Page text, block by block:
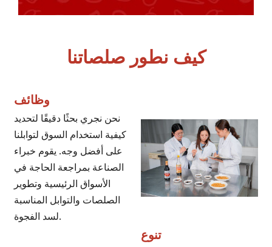
كيف نطور صلصاتنا
وظائف
نحن نجري بحثًا دقيقًا لتحديد
كيفية استخدام السوق لتوابلنا
على أفضل وجه. يقوم خبراء
الصناعة بمراجعة الحاجة في
الأسواق الرئيسية وتطوير
الصلصات والتوابل المناسبة
لسد الفجوة.
تنوع